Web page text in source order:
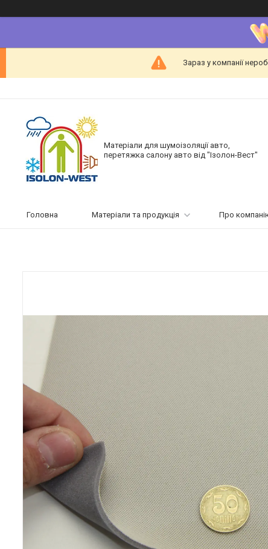
Зараз у компанії
Матеріали для шумоізоляції авто,
перетяжка салону авто від "Ізолон-Вест"
Головна Матеріали та продукція Про